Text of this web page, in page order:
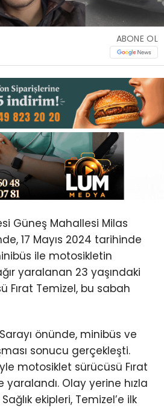
Instagram
ABONE OL
Güneş Mahallesi Milas
17 Mayıs 2024 tarihinde
ile motosikletin
yaralanan 23 yaşındaki
Fırat Temizel, bu sabah
önünde, minibüs ve
sonucu gerçekleşti.
motosiklet sürücüsü Fırat
yaralandı. Olay yerine hızla
ekipleri, Temizel’e ilk